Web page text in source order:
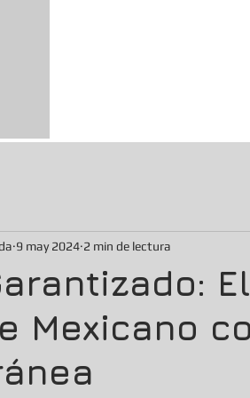
Mexicano
9 may 2024 2 min de lectura